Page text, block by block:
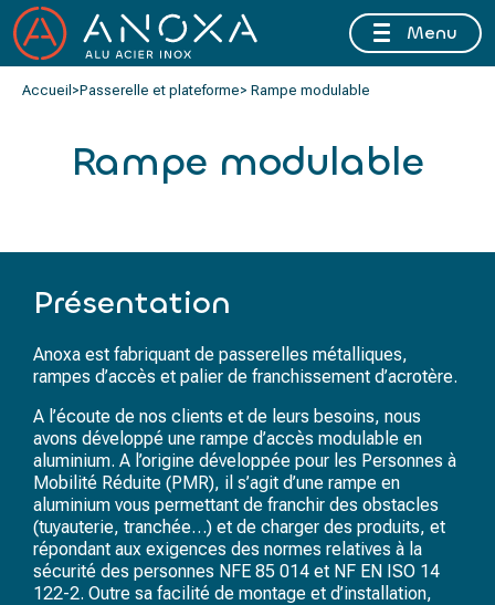
FERMETURE ESTIVALE DU 10 AU 16 AOÛT 2026 INCLUSMenu
Accueil >Passerelle et plateforme> Rampe modulable
Rampe modulable
Présentation
Anoxa est fabriquant de passerelles métalliques,
rampes d’accès et palier de franchissement d’acrotère.
A l’écoute de nos clients et de leurs besoins, nous
avons développé une rampe d’accès modulable en
aluminium. A l’origine développée pour les Personnes à
Mobilité Réduite (PMR), il s’agit d’une rampe en
aluminium vous permettant de franchir des obstacles
(tuyauterie, tranchée…) et de charger des produits, et
répondant aux exigences des normes relatives à la
sécurité des personnes NFE 85 014 et NF EN ISO 14
122-2. Outre sa facilité de montage et d’installation,